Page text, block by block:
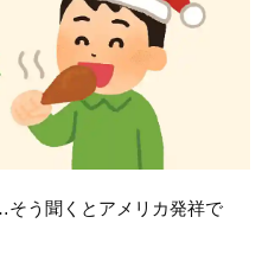
う聞くとアメリカ発祥で